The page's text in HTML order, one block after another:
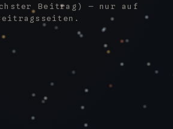
Beitrag) — nur auf